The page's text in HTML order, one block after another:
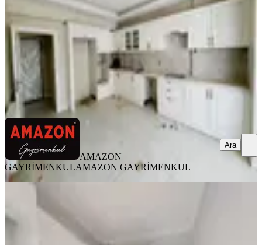
4+1·225 m² ·7. Kat·07.08.2026
5.875.000 ₺
AMAZON GAYRİMENKUL AMAZON GAYRİMENKUL
Ara
AMAZON
GAYRİMENKULAMAZON GAYRİMENKUL
Ara
Onikişubat, Hürriyet Mahallesi